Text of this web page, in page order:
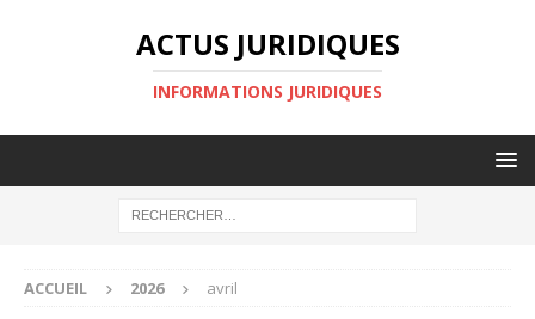
ACTUS JURIDIQUES
INFORMATIONS JURIDIQUES
ACCUEIL 2026 avril